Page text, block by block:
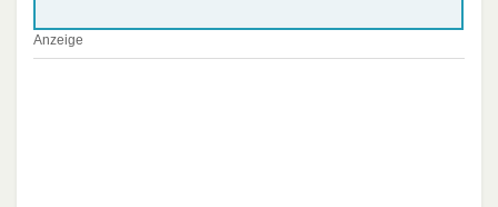
Anzeige